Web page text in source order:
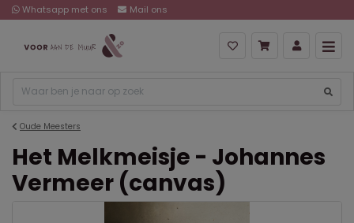
Whatsapp met ons Mail ons
Oude Meesters
Het Melkmeisje - Johannes
Vermeer (canvas)